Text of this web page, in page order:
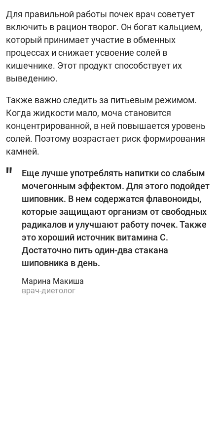
Для правильной работы почек врач советует
включить в рацион творог. Он богат кальцием,
который принимает участие в обменных
процессах и снижает усвоение солей в
кишечнике. Этот продукт способствует их
выведению.
Также важно следить за питьевым режимом.
Когда жидкости мало, моча становится
концентрированной, в ней повышается уровень
солей. Поэтому возрастает риск формирования
камней.
Еще лучше употреблять напитки со слабым
мочегонным эффектом. Для этого подойдет
шиповник. В нем содержатся флавоноиды,
которые защищают организм от свободных
радикалов и улучшают работу почек. Также
это хороший источник витамина С.
Достаточно пить один-два стакана
шиповника в день.
Марина Макиша
врач-диетолог